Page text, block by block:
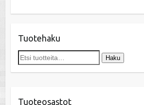
Tuotehaku
Etsi: Haku
Tuoteosastot